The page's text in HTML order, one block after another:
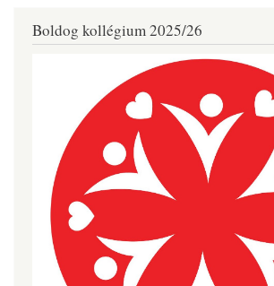
Boldog kollégium 2025/26